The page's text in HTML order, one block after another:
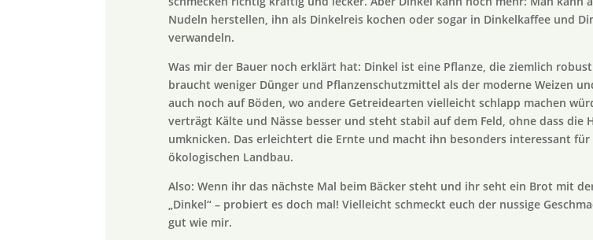
Nudeln herstellen, ihn als Dinkelreis kochen oder sogar in Dinkelkaffee und
verwandeln.
Was mir der Bauer noch erklärt hat: Dinkel ist eine Pflanze, die ziemlich
braucht weniger Dünger und Pflanzenschutzmittel als der moderne Weizen
auch noch auf Böden, wo andere Getreidearten vielleicht schlapp machen
verträgt Kälte und Nässe besser und steht stabil auf dem Feld, ohne dass die
umknicken. Das erleichtert die Ernte und macht ihn besonders interessant für
ökologischen Landbau.
Also: Wenn ihr das nächste Mal beim Bäcker steht und ihr seht ein Brot mit
„Dinkel“ – probiert es doch mal! Vielleicht schmeckt euch der nussige
gut wie mir.